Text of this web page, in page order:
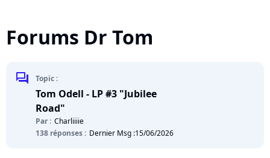
Forums Dr Tom
chat Topic :
Tom Odell - LP #3 "Jubilee
Road"
Par : Charliiiie
138 réponses : Dernier Msg :15/06/2026